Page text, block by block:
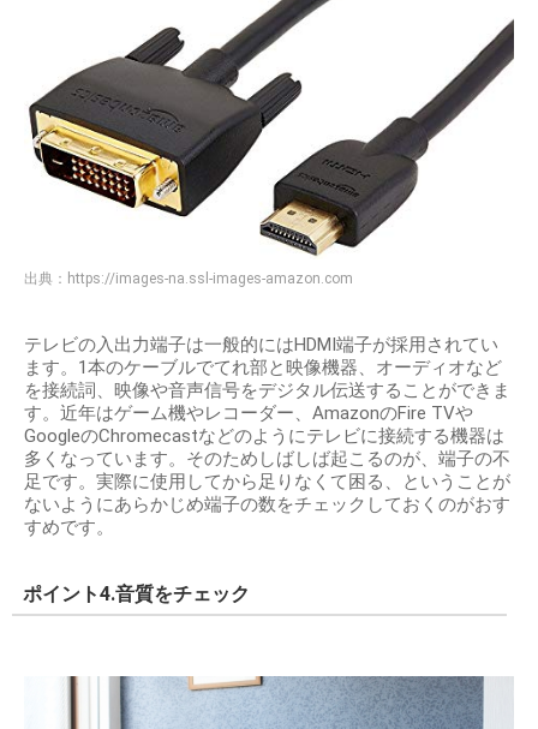
出典： https://images-na.ssl-images-amazon.com
テレビの入出力端子は一般的にはHDMI端子が採用されてい
ます。1本のケーブルでてれ部と映像機器、オーディオなど
を接続詞、映像や音声信号をデジタル伝送することができま
す。近年はゲーム機やレコーダー、AmazonのFire TVや
GoogleのChromecastなどのようにテレビに接続する機器は
多くなっています。そのためしばしば起こるのが、端子の不
足です。実際に使用してから足りなくて困る、ということが
ないようにあらかじめ端子の数をチェックしておくのがおす
すめです。
ポイント4.音質をチェック